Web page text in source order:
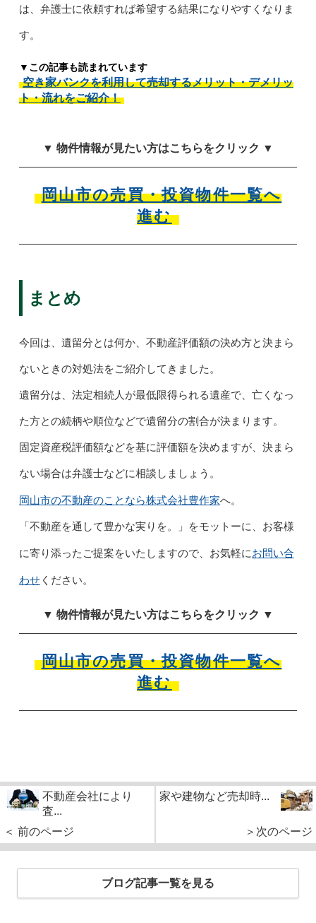
は、弁護士に依頼すれば希望する結果になりやすくなりま
す。
▼この記事も読まれています
空き家バンクを利用して売却するメリット・デメリッ
ト・流れをご紹介！
▼ 物件情報が見たい方はこちらをクリック ▼
岡山市の売買・投資物件一覧へ
進む
まとめ
今回は、遺留分とは何か、不動産評価額の決め方と決まら
ないときの対処法をご紹介してきました。
遺留分は、法定相続人が最低限得られる遺産で、亡くなっ
た方との続柄や順位などで遺留分の割合が決まります。
固定資産税評価額などを基に評価額を決めますが、決まら
ない場合は弁護士などに相談しましょう。
岡山市の不動産のことなら株式会社豊作家へ。
「不動産を通して豊かな実りを。」をモットーに、お客様
に寄り添ったご提案をいたしますので、お気軽にお問い合
わせください。
▼ 物件情報が見たい方はこちらをクリック ▼
岡山市の売買・投資物件一覧へ
進む
不動産会社により
査...
＜ 前のページ
家や建物など売却時...
＞次のページ
ブログ記事一覧を見る